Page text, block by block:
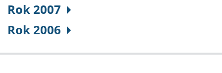
Rok 2007
Rok 2006